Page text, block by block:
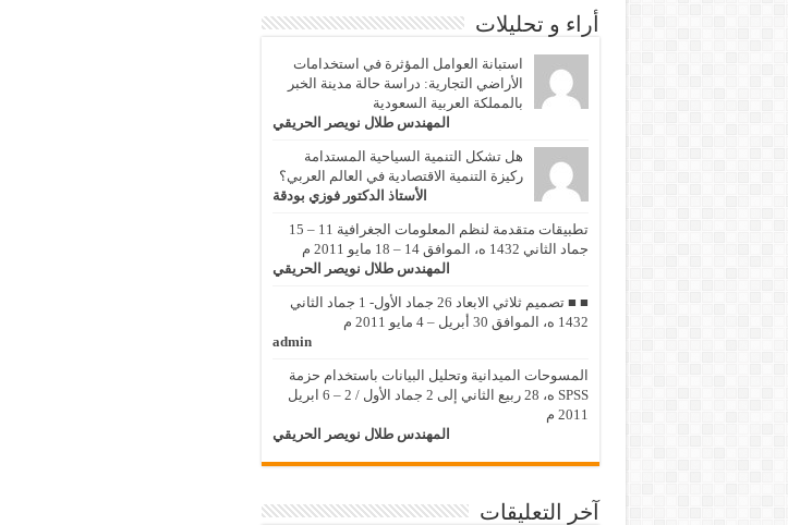
أراء و تحليلات
استبانة العوامل المؤثرة في استخدامات
الأراضي التجارية: دراسة حالة مدينة الخبر
بالمملكة العربية السعودية
المهندس طلال نويصر الحريقي
هل تشكل التنمية السياحية المستدامة
ركيزة التنمية الاقتصادية في العالم العربي؟
الأستاذ الدكتور فوزي بودقة
تطبيقات متقدمة لنظم المعلومات الجغرافية 11 – 15
جماد الثاني 1432 ه، الموافق 14 – 18 مايو 2011 م
المهندس طلال نويصر الحريقي
■ ■ تصميم ثلاثي الابعاد 26 جماد الأول- 1 جماد الثاني
1432 ه، الموافق 30 أبريل – 4 مايو 2011 م
admin
المسوحات الميدانية وتحليل البيانات باستخدام حزمة
SPSS ه، 28 ربيع الثاني إلى 2 جماد الأول / 2 – 6 ابريل
2011 م
المهندس طلال نويصر الحريقي
آخر التعليقات